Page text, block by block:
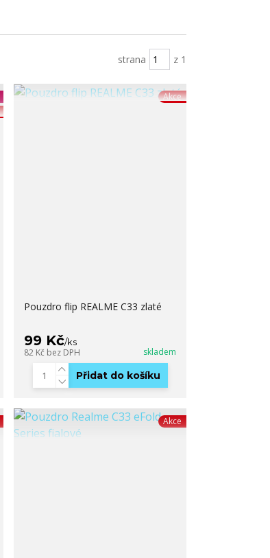
strana z 1
Akce
Pouzdro flip REALME C33 zlaté
99 Kč/ks
82 Kč bez DPH skladem
Přidat do košíku
Akce